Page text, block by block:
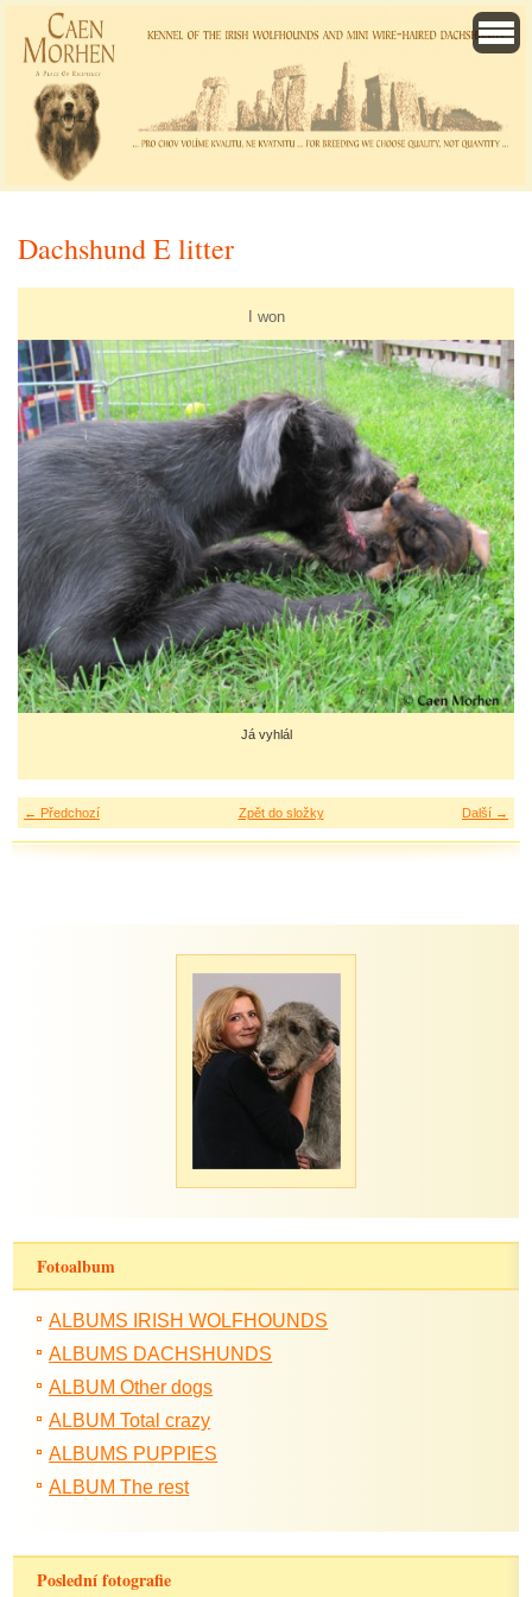
Dachshund E litter
I won
Já vyhlál
← Předchozí Další →
Zpět do složky
Fotoalbum
ALBUMS IRISH WOLFHOUNDS
ALBUMS DACHSHUNDS
ALBUM Other dogs
ALBUM Total crazy
ALBUMS PUPPIES
ALBUM The rest
Poslední fotografie